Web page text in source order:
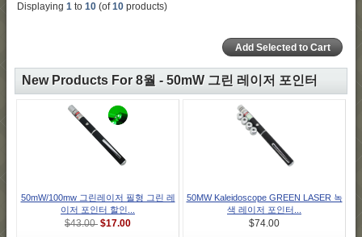
Displaying 1 to 10 (of10 products)
New Products For 8월 - 50mW 그린 레이저 포인터
50mW/100mw 그린레이저 필형 그린 레
이저 포인터 할인...
$43.00 $17.00
50MW Kaleidoscope GREEN LASER 녹
색 레이저 포인터...
$74.00